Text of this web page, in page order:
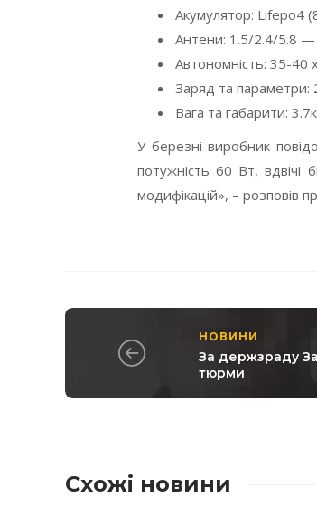
Акумулятор: Lifepo4
Антени: 1.5/2.4/5.8
Автономність: 35-40
Заряд та параметри:
Вага та габарити:
У березні виробник
потужність 60 Вт, вдвічі
модифікацій», – розповів
НОВИНИ
За держзраду
тюрми
Схожі новини